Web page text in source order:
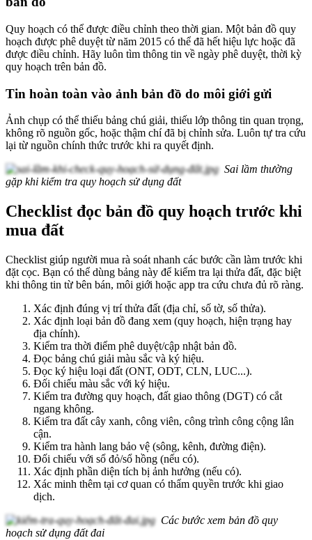
Quy hoạch có thể được điều chỉnh theo thời gian. Một bản đồ quy
hoạch được phê duyệt từ năm 2015 có thể đã hết hiệu lực hoặc đã
được điều chỉnh. Hãy luôn tìm thông tin về ngày phê duyệt, thời kỳ
quy hoạch trên bản đồ.
Tin hoàn toàn vào ảnh bản đồ do môi giới gửi
Ảnh chụp có thể thiếu bảng chú giải, thiếu lớp thông tin quan trọng,
không rõ nguồn gốc, hoặc thậm chí đã bị chỉnh sửa. Luôn tự tra cứu
lại từ nguồn chính thức trước khi ra quyết định.
Sai lầm thường
gặp khi kiểm tra quy hoạch sử dụng đất
Checklist đọc bản đồ quy hoạch trước khi
mua đất
Checklist giúp người mua rà soát nhanh các bước cần làm trước khi
đặt cọc. Bạn có thể dùng bảng này để kiểm tra lại thửa đất, đặc biệt
khi thông tin từ bên bán, môi giới hoặc app tra cứu chưa đủ rõ ràng.
Xác định đúng vị trí thửa đất (địa chỉ, số tờ, số thửa).
Xác định loại bản đồ đang xem (quy hoạch, hiện trạng hay
địa chính).
Kiểm tra thời điểm phê duyệt/cập nhật bản đồ.
Đọc bảng chú giải màu sắc và ký hiệu.
Đọc ký hiệu loại đất (ONT, ODT, CLN, LUC...).
Đối chiếu màu sắc với ký hiệu.
Kiểm tra đường quy hoạch, đất giao thông (DGT) có cắt
ngang không.
Kiểm tra đất cây xanh, công viên, công trình công cộng lân
cận.
Kiểm tra hành lang bảo vệ (sông, kênh, đường điện).
Đối chiếu với sổ đỏ/sổ hồng (nếu có).
Xác định phần diện tích bị ảnh hưởng (nếu có).
Xác minh thêm tại cơ quan có thẩm quyền trước khi giao
dịch.
Các bước xem bản đồ quy
hoạch sử dụng đất đai